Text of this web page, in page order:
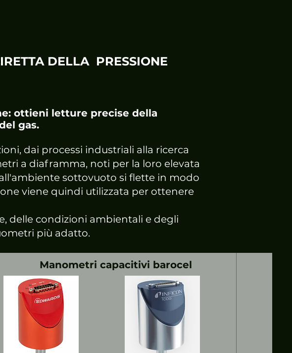
DELLA PRESSIONE
ottieni letture precise della
gas.
dai processi industriali alla ricerca
a diaframma, noti per la loro elevata
sottovuoto si flette in modo
viene quindi utilizzata per ottenere
delle condizioni ambientali e degli
più adatto.
Manometri capacitivi barocel